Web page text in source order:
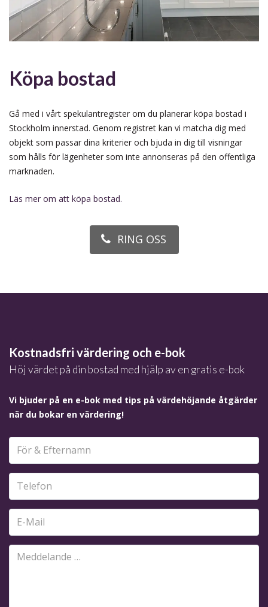
Köpa bostad
Gå med i vårt spekulantregister om du planerar köpa bostad i
Stockholm innerstad. Genom registret kan vi matcha dig med
objekt som passar dina kriterier och bjuda in dig till visningar
som hålls för lägenheter som inte annonseras på den offentliga
marknaden.
Läs mer om att köpa bostad.
RING OSS
Kostnadsfri värdering och e-bok
Höj värdet på din bostad med hjälp av en gratis e-bok
Vi bjuder på en e-bok med tips på värdehöjande åtgärder
när du bokar en värdering!